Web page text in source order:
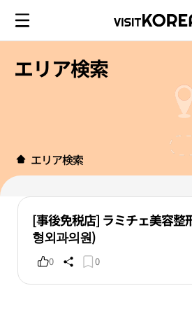
エリア検索
エリア検索
[事後免税店] ラミチェ美容整
형외과의원)
0 0